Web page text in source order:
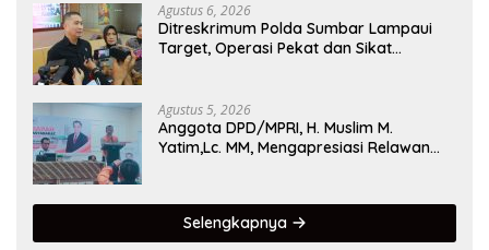
Agustus 6, 2026
Ditreskrimum Polda Sumbar Lampaui
Target, Operasi Pekat dan Sikat
Agustus 5, 2026
Anggota DPD/MPRI, H. Muslim M.
Yatim,Lc. MM, Mengapresiasi Relawan
Selengkapnya